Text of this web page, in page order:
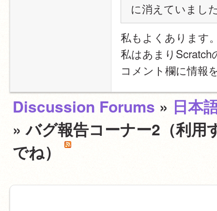
に消えていまし
私もよくあります
私はあまり
コメント欄に情報
Discussion Forums » 日本
» バグ報告コーナー2（利用
でね）